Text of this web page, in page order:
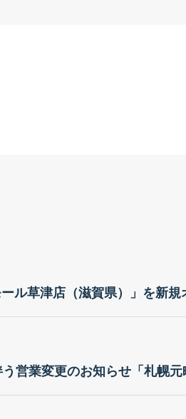
ル草津店（滋賀県）」を新規
営業変更のお知らせ「札幌元